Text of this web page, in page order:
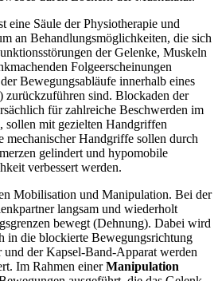
eine Säule der Physiotherapie und
an Behandlungsmöglichkeiten, die sich
der Gelenke, Muskeln
Folgeerscheinungen
Bewegungsabläufe innerhalb eines
sind. Blockaden der
für zahlreiche Beschwerden im
sollen mit gezielten Handgriffen
Handgriffe sollen durch
gelindert und hypomobile
verbessert werden.
Mobilisation und Manipulation. Bei der
langsam und wiederholt
bewegt (Dehnung). Dabei wird
in die blockierte Bewegungsrichtung
der Kapsel-Band-Apparat werden
Im Rahmen einerManipulation